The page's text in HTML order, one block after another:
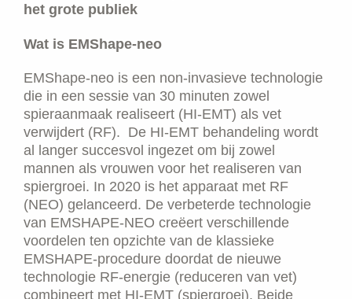
het grote publiek
Wat is EMShape-neo
EMShape-neo is een non-invasieve technologie
die in een sessie van 30 minuten zowel
spieraanmaak realiseert (HI-EMT) als vet
verwijdert (RF). De HI-EMT behandeling wordt
al langer succesvol ingezet om bij zowel
mannen als vrouwen voor het realiseren van
spiergroei. In 2020 is het apparaat met RF
(NEO) gelanceerd. De verbeterde technologie
van EMSHAPE-NEO creëert verschillende
voordelen ten opzichte van de klassieke
EMSHAPE-procedure doordat de nieuwe
technologie RF-energie (reduceren van vet)
combineert met HI-EMT (spiergroei). Beide